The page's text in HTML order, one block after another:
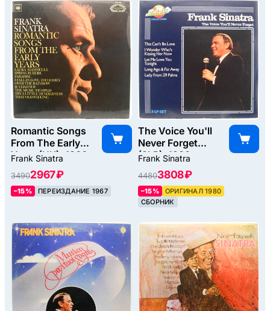
Romantic Songs
From The Early
Years (UK), 1966
Frank Sinatra
34902967 ₽
–15% ПЕРЕИЗДАНИЕ 1967
The Voice You'll
Never Forget
(2LP), 1980
Frank Sinatra
44803808 ₽
–15%
ОРИГИНАЛ 1980
СБОРНИК